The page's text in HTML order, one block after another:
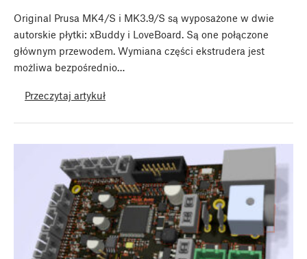
Original Prusa MK4/S i MK3.9/S są wyposażone w dwie
autorskie płytki: xBuddy i LoveBoard. Są one połączone
głównym przewodem. Wymiana części ekstrudera jest
możliwa bezpośrednio…
Przeczytaj artykuł